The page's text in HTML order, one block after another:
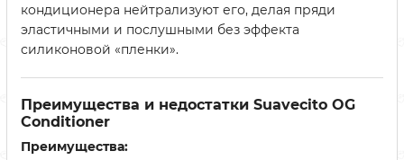
кондиционера нейтрализуют его, делая пряди
эластичными и послушными без эффекта
силиконовой «пленки».
Преимущества и недостатки Suavecito OG
Conditioner
Преимущества: